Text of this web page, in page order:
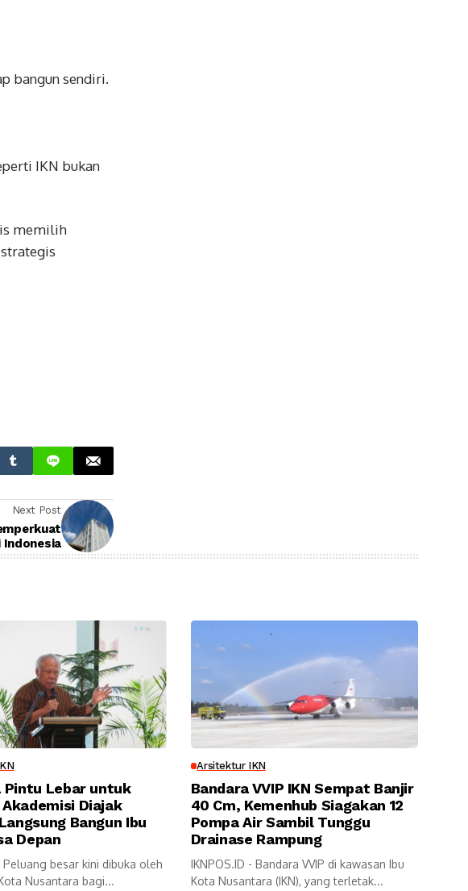
bangun sendiri.
IKN bukan
memilih
Next Post
Indonesia
Pintu Lebar untuk
Akademisi Diajak
Bangun Ibu
Depan
Peluang besar kini dibuka oleh
Nusantara bagi...
Arsitektur IKN
Bandara VVIP IKN Sempat Banjir
40 Cm, Kemenhub Siagakan 12
Pompa Air Sambil Tunggu
Drainase Rampung
IKNPOS.ID - Bandara VVIP di kawasan Ibu
Kota Nusantara (IKN), yang terletak...